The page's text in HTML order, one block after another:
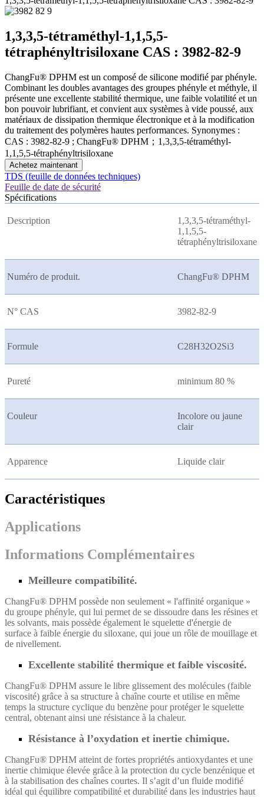
1,3,3,5-tétraméthyl-1,1,5,5-
tétraphényltrisiloxane CAS : 3982-82-9
ChangFu® DPHM est un composé de silicone modifié par phényle.
Combinant les doubles avantages des groupes phényle et méthyle, il
présente une excellente stabilité thermique, une faible volatilité et un
bon pouvoir lubrifiant, et convient aux systèmes à vide poussé, aux
matériaux de dissipation thermique électronique et à la modification
du traitement des polymères hautes performances. Synonymes :
CAS : 3982-82-9 ; ChangFu® DPHM；1,3,3,5-tétraméthyl-
1,1,5,5-tétraphényltrisiloxane
Achetez maintenant
TDS (feuille de données techniques)
Feuille de date de sécurité
Spécifications
Description
1,3,3,5-tétraméthyl-
1,1,5,5-
tétraphényltrisiloxane
Numéro de produit. ChangFu® DPHM
N° CAS 3982-82-9
Formule C28H32O2Si3
Pureté minimum 80 %
Couleur
Incolore ou jaune
clair
Apparence Liquide clair
Caractéristiques
Applications
Informations Complémentaires
Meilleure compatibilité.
ChangFu® DPHM possède non seulement « l'affinité organique »
du groupe phényle, qui lui permet de se dissoudre dans les résines et
les solvants, mais possède également le squelette d'énergie de
surface à faible énergie du siloxane, qui joue un rôle de mouillage et
de nivellement.
Excellente stabilité thermique et faible viscosité.
ChangFu® DPHM assure le libre glissement des molécules (faible
viscosité) grâce à sa structure à chaîne courte et utilise en même
temps la structure cyclique du benzène pour protéger le squelette
central, obtenant ainsi une résistance à la chaleur.
Résistance à l’oxydation et inertie chimique.
ChangFu® DPHM atteint de fortes propriétés antioxydantes et une
inertie chimique élevée grâce à la protection du cycle benzénique et
à la stabilisation des chaînes courtes. Il s’agit d’un fluide modifié
idéal qui équilibre compatibilité et durabilité dans les industries haut